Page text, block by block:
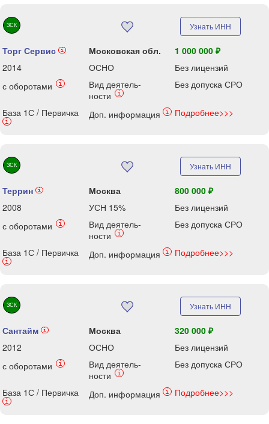
ЗСК Узнать ИНН
Торг Сервис i Московская обл.
1 000 000 ₽
2014
ОСНО
Без лицензий
с оборотами
i
Вид деятель-
ности
i
Без допуска СРО
База 1С / Первичка
i
Доп. информация i Подробнее>>>
ЗСК Узнать ИНН
Террин i Москва
800 000 ₽
2008
УСН 15%
Без лицензий
с оборотами
i
Вид деятель-
ности
i
Без допуска СРО
База 1С / Первичка
i
Доп. информация i Подробнее>>>
ЗСК Узнать ИНН
Сантайм i Москва
320 000 ₽
2012
ОСНО
Без лицензий
с оборотами
i
Вид деятель-
ности
i
Без допуска СРО
База 1С / Первичка
i
Доп. информация i Подробнее>>>